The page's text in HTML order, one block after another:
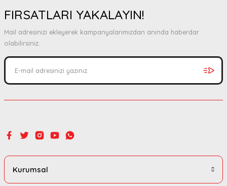
FIRSATLARI YAKALAYIN!
Mail adresinizi ekleyerek kampanyalarımızdan anında haberdar
olabilirsiniz.
Kurumsal